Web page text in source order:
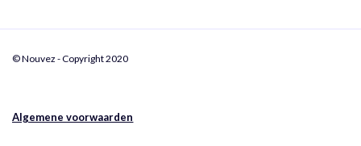
© Nouvez - Copyright 2020
Algemene voorwaarden